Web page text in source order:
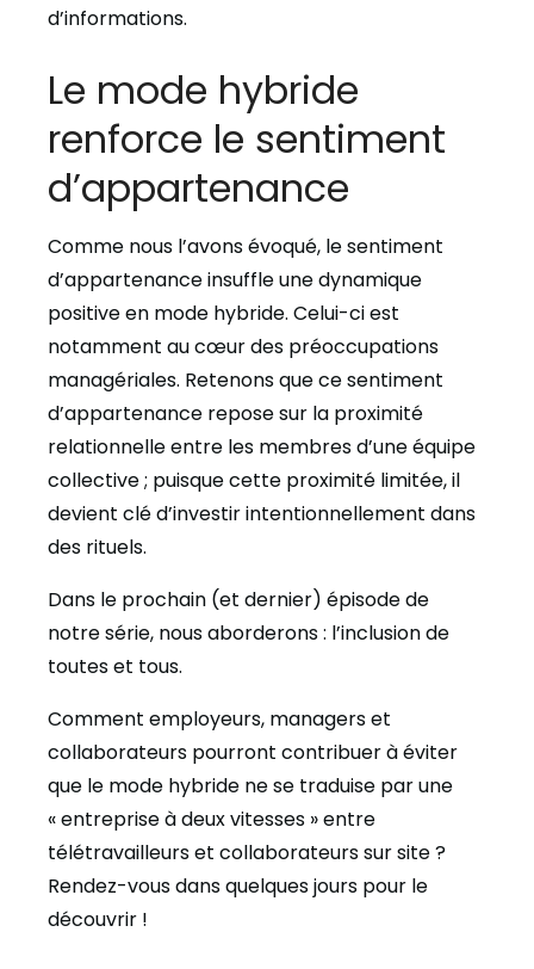
d’informations.
Le mode hybride
renforce le sentiment
d’appartenance
Comme nous l’avons évoqué, le sentiment
d’appartenance insuffle une dynamique
positive en mode hybride. Celui-ci est
notamment au cœur des préoccupations
managériales. Retenons que ce sentiment
d’appartenance repose sur la proximité
relationnelle entre les membres d’une équipe
collective ; puisque cette proximité limitée, il
devient clé d’investir intentionnellement dans
des rituels.
Dans le prochain (et dernier) épisode de
notre série, nous aborderons : l’inclusion de
toutes et tous.
Comment employeurs, managers et
collaborateurs pourront contribuer à éviter
que le mode hybride ne se traduise par une
« entreprise à deux vitesses » entre
télétravailleurs et collaborateurs sur site ?
Rendez-vous dans quelques jours pour le
découvrir !